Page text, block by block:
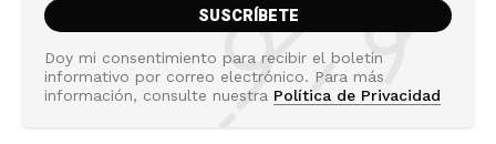
Doy mi consentimiento para recibir el boletín
informativo por correo electrónico. Para más
información, consulte nuestra Política de Privacidad